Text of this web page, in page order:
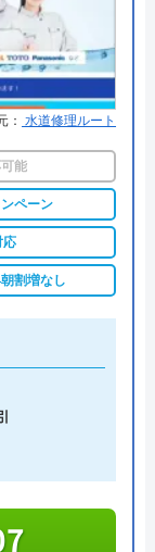
って助
5年間のメー
一部サービ
ご確認ください
由
運営する水ま
お風呂、キ
排水管つまり
22:00です。
末や祝日で
受付から最短
つまり、あふ
： 水道修理ルート
能
ペーン
応
割増なし